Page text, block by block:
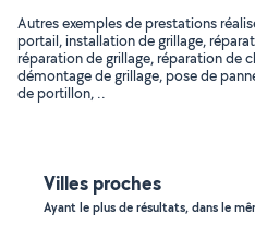
Autres exemples de prestations
portail, installation de grillage,
réparation de grillage, réparation de
démontage de grillage, pose de
de portillon, ..
Villes proches
Ayant le plus de résultats, dans le